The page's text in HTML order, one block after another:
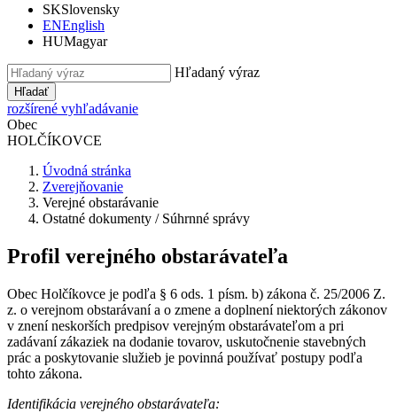
SKSlovensky
ENEnglish
HUMagyar
Hľadaný výraz
Hľadať
rozšírené vyhľadávanie
Obec
HOLČÍKOVCE
Úvodná stránka
Zverejňovanie
Verejné obstarávanie
Ostatné dokumenty / Súhrnné správy
Profil verejného obstarávateľa
Obec Holčíkovce je podľa § 6 ods. 1 písm. b) zákona č. 25/2006 Z.
z. o verejnom obstarávaní a o zmene a doplnení niektorých zákonov
v znení neskorších predpisov verejným obstarávateľom a pri
zadávaní zákaziek na dodanie tovarov, uskutočnenie stavebných
prác a poskytovanie služieb je povinná používať postupy podľa
tohto zákona.
Identifikácia verejného obstarávateľa: